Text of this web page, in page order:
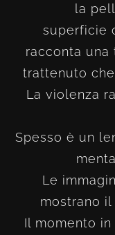
la
superficie
racconta una
trattenuto
La violenza
Spesso è un
Le
mostrano
Il momento